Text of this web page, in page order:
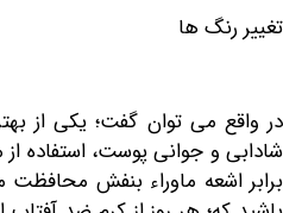
ها
می توان گفت؛ یکی از بهترین
جوانی پوست، استفاده از
ماوراء بنفش محافظت می